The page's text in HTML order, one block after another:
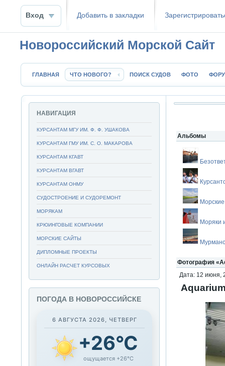
Вход Добавить в закладки
Новороссийский Морской Сайт
ГЛАВНАЯ ЧТО НОВОГО? ПОИСК СУДОВ ФОТО
Альбомы
Моряки
Фотография
Дата: 12 июня,
НАВИГАЦИЯ
КУРСАНТАМ МГУ ИМ. Ф. Ф. УШАКОВА
КУРСАНТАМ ГМУ ИМ. С. О. МАКАРОВА
КУРСАНТАМ КГАВТ
КУРСАНТАМ ВГАВТ
КУРСАНТАМ ОНМУ
СУДОСТРОЕНИЕ И СУДОРЕМОНТ
МОРЯКАМ
КРЮИНГОВЫЕ КОМПАНИИ
МОРСКИЕ САЙТЫ
ДИПЛОМНЫЕ ПРОЕКТЫ
ОНЛАЙН РАСЧЕТ КУРСОВЫХ
ПОГОДА В НОВОРОССИЙСКЕ
6 АВГУСТА 2026, ЧЕТВЕРГ
+26°C
ощущается +26°C